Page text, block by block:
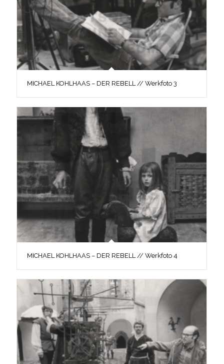
MICHAEL KOHLHAAS – DER REBELL // Werkfoto 3
MICHAEL KOHLHAAS – DER REBELL // Werkfoto 4